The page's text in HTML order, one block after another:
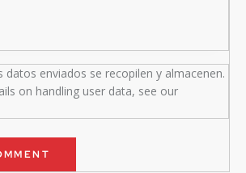
datos enviados se recopilen y almacenen.
on handling user data, see our